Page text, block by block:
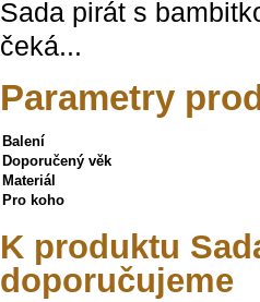
Sada pirát s
čeká...
Parametry
Balení
Doporučený věk
Materiál
Pro koho
K produktu
doporučujeme